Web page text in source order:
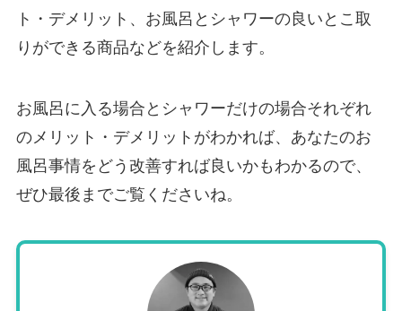
ト・デメリット、お風呂とシャワーの良いとこ取
りができる商品などを紹介します。
お風呂に入る場合とシャワーだけの場合それぞれ
のメリット・デメリットがわかれば、あなたのお
風呂事情をどう改善すれば良いかもわかるので、
ぜひ最後までご覧くださいね。